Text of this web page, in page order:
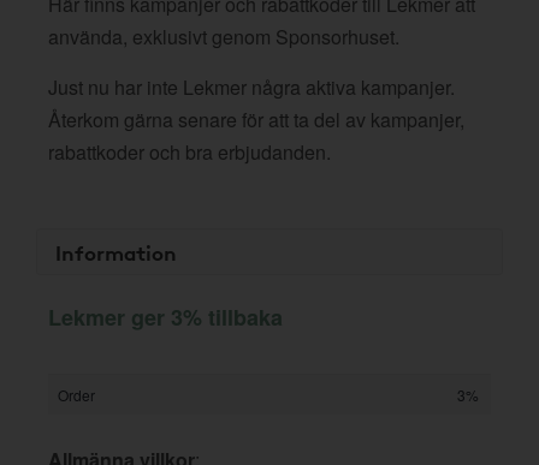
använda, exklusivt genom Sponsorhuset.
Just nu har inte Lekmer några aktiva kampanjer.
Återkom gärna senare för att ta del av kampanjer,
rabattkoder och bra erbjudanden.
Information
Lekmer ger 3% tillbaka
Order 3%